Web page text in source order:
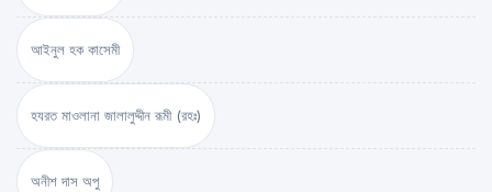
আইনুল হক কাসেমী
হযরত মাওলানা জালালুদ্দীন রূমী (রহঃ)
অনীশ দাস অপু